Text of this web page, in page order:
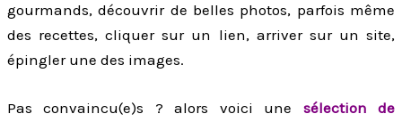
gourmands, découvrir de belles photos, parfois même
des recettes, cliquer sur un lien, arriver sur un site,
épingler une des images.
Pas convaincu(e)s ? alors voici une sélection de